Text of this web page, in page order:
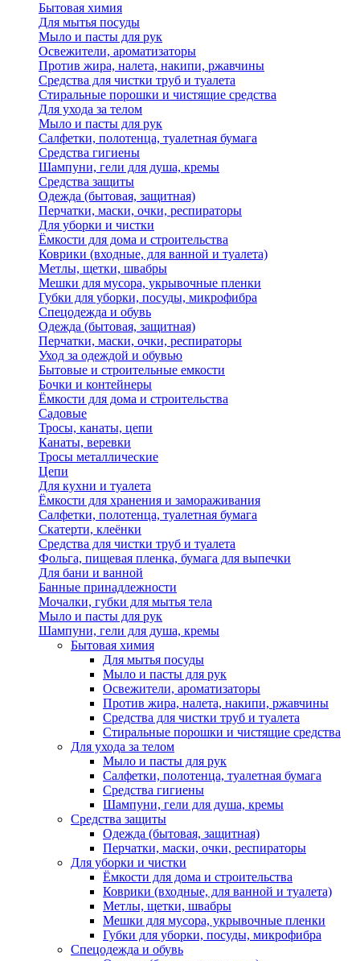
Бытовая химия
Для мытья посуды
Мыло и пасты для рук
Освежители, ароматизаторы
Против жира, налета, накипи, ржавчины
Средства для чистки труб и туалета
Стиральные порошки и чистящие средства
Для ухода за телом
Мыло и пасты для рук
Салфетки, полотенца, туалетная бумага
Средства гигиены
Шампуни, гели для душа, кремы
Средства защиты
Одежда (бытовая, защитная)
Перчатки, маски, очки, респираторы
Для уборки и чистки
Ёмкости для дома и строительства
Коврики (входные, для ванной и туалета)
Метлы, щетки, швабры
Мешки для мусора, укрывочные пленки
Губки для уборки, посуды, микрофибра
Спецодежда и обувь
Одежда (бытовая, защитная)
Перчатки, маски, очки, респираторы
Уход за одеждой и обувью
Бытовые и строительные емкости
Бочки и контейнеры
Ёмкости для дома и строительства
Садовые
Тросы, канаты, цепи
Канаты, веревки
Тросы металлические
Цепи
Для кухни и туалета
Ёмкости для хранения и замораживания
Салфетки, полотенца, туалетная бумага
Скатерти, клеёнки
Средства для чистки труб и туалета
Фольга, пищевая пленка, бумага для выпечки
Для бани и ванной
Банные принадлежности
Мочалки, губки для мытья тела
Мыло и пасты для рук
Шампуни, гели для душа, кремы
Бытовая химия
Для мытья посуды
Мыло и пасты для рук
Освежители, ароматизаторы
Против жира, налета, накипи, ржавчины
Средства для чистки труб и туалета
Стиральные порошки и чистящие средства
Для ухода за телом
Мыло и пасты для рук
Салфетки, полотенца, туалетная бумага
Средства гигиены
Шампуни, гели для душа, кремы
Средства защиты
Одежда (бытовая, защитная)
Перчатки, маски, очки, респираторы
Для уборки и чистки
Ёмкости для дома и строительства
Коврики (входные, для ванной и туалета)
Метлы, щетки, швабры
Мешки для мусора, укрывочные пленки
Губки для уборки, посуды, микрофибра
Спецодежда и обувь